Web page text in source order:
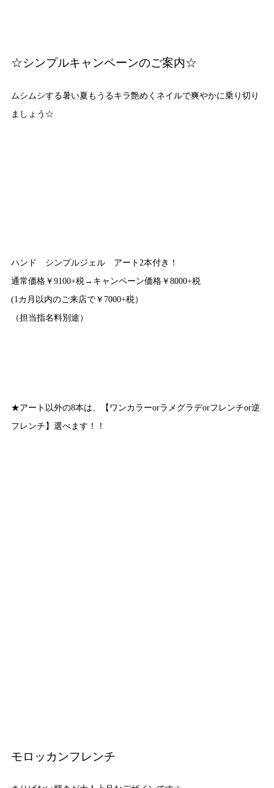
☆シンプルキャンペーンのご案内☆
ムシムシする暑い夏もうるキラ艶めくネイルで爽やかに乗り切り
ましょう☆
ハンド シンプルジェル アート2本付き！
通常価格￥9100+税→キャンペーン価格￥8000+税
(1カ月以内のご来店で￥7000+税）
（担当指名料別途）
★アート以外の8本は、【ワンカラーorラメグラデorフレンチor逆
フレンチ】選べます！！
モロッカンフレンチ